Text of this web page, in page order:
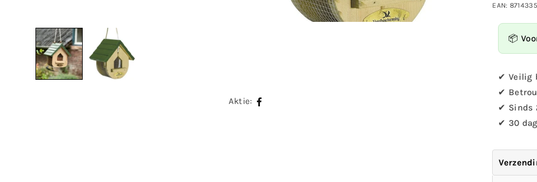
Aktie:
Menge
-
Feeder
EAN:
📦
✔ Veilig
✔
✔ Sinds
✔ 30